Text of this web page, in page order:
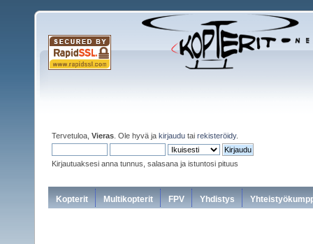
Tervetuloa, Vieras . Ole hyvä ja kirjaudu tai rekisteröidy.
Kirjautuaksesi anna tunnus, salasana ja istuntosi pituus
Kopterit Multikopterit FPV Yhdistys